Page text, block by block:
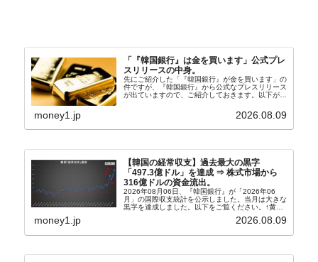
「『韓国銀行』は金を買います」公式プレ
スリリースの中身。
先にご紹介した「『韓国銀行』が金を買います」の
件ですが、『韓国銀行』から公式なプレスリリース
が出ていますので、ご紹介しておきます。以下が全
れ協力体制を構築□『韓国銀行』は、国内生産金の
money1.jp 2026.08.09
【韓国の経常収支】過去最大の黒字
「497.3億ドル」を達成 ⇒ 株式市場から
316億ドルの資金流出。
2026年08月06日、『韓国銀行』が「2026年06
月」の国際収支統計を公示しました。当月は大きな
黒字を達成しました。以下をご覧ください。↑黄色
の経常収支です。2026年06月貿易収支：4...
money1.jp 2026.08.09